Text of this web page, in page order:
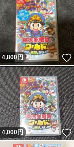
4,800円
4,000円